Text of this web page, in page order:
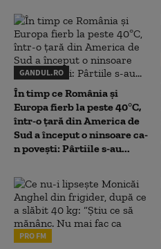
GANDUL.RO
În timp ce România și
Europa fierb la peste 40°C,
într-o țară din America de
Sud a început o ninsoare ca-
n povești: Pârtiile s-au...
PRO FM